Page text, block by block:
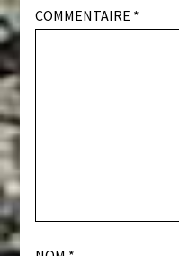
COMMENTAIRE *